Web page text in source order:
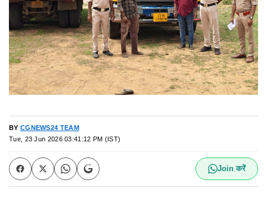
BY CGNEWS24 TEAM
Tue, 23 Jun 2026 03:41:12 PM (IST)
Join करें